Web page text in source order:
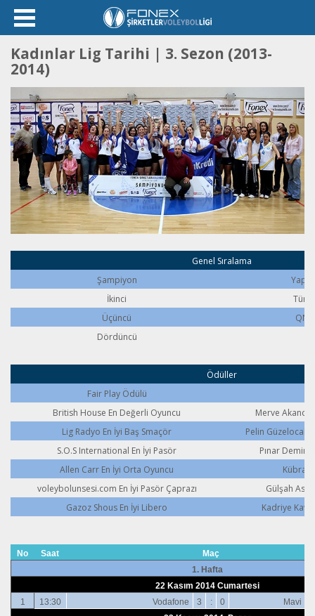
Kadınlar Lig Tarihi | 3. Sezon (2013-
2014)
Genel Sıralama
Şampiyon
Yapı
İkinci
Üçüncü
Dördüncü
Ödüller
Fair Play Ödülü
British House En Değerli Oyuncu
Merve
Lig Radyo En İyi Baş Smaçör
Pelin Güzelocak
S.O.S International En İyi Pasör
Pınar
Allen Carr En İyi Orta Oyuncu
Kübra
voleybolunsesi.com En İyi Pasör Çaprazı
Gülşah
Gazoz Shous En İyi Libero
Kadriye
No Saat
Maç
1. Hafta
22 Kasım 2014 Cumartesi
1
13:30 Vodafone 3 : 0
Mavi